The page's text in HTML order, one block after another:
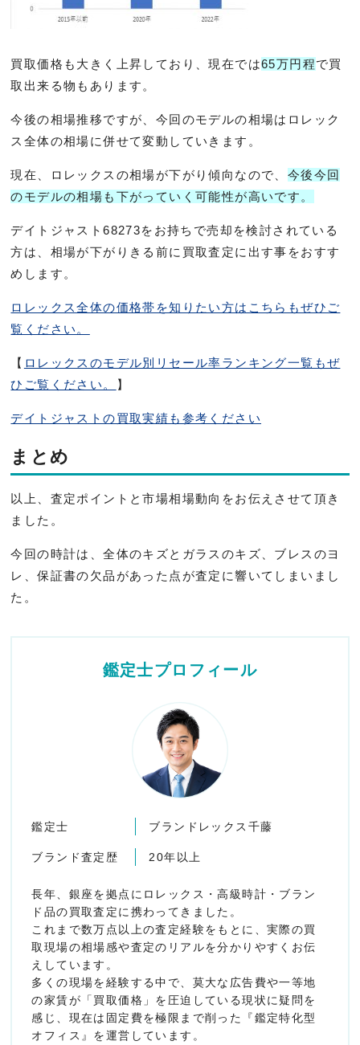
買取価格も大きく上昇しており、現在では65万円程で買
取出来る物もあります。
今後の相場推移ですが、今回のモデルの相場はロレック
ス全体の相場に併せて変動していきます。
現在、ロレックスの相場が下がり傾向なので、 今後今回
のモデルの相場も下がっていく可能性が高いです。
デイトジャスト68273をお持ちで売却を検討されている
方は、相場が下がりきる前に買取査定に出す事をおすす
めします。
ロレックス全体の価格帯を知りたい方はこちらもぜひご
覧ください。
【 ロレックスのモデル別リセール率ランキング一覧もぜ
ひご覧ください。
】
デイトジャストの買取実績も参考ください
まとめ
以上、査定ポイントと市場相場動向をお伝えさせて頂き
ました。
今回の時計は、全体のキズとガラスのキズ、ブレスのヨ
レ、保証書の欠品があった点が査定に響いてしまいまし
た。
鑑定士プロフィール
鑑定士 ブランドレックス千藤
ブランド査定歴 20年以上
長年、銀座を拠点にロレックス・高級時計・ブラン
ド品の買取査定に携わってきました。
これまで数万点以上の査定経験をもとに、実際の買
取現場の相場感や査定のリアルを分かりやすくお伝
えしています。
多くの現場を経験する中で、莫大な広告費や一等地
の家賃が「買取価格」を圧迫している現状に疑問を
感じ、現在は固定費を極限まで削った『鑑定特化型
オフィス』を運営しています。